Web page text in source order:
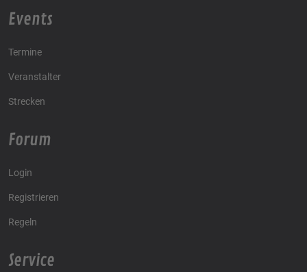
Events
Termine
Veranstalter
Strecken
Forum
Login
Registrieren
Regeln
Service